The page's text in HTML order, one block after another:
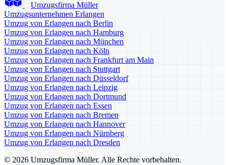
Umzugsfirma Müller
Umzugsunternehmen Erlangen
Umzug von Erlangen nach Berlin
Umzug von Erlangen nach Hamburg
Umzug von Erlangen nach München
Umzug von Erlangen nach Köln
Umzug von Erlangen nach Frankfurt am Main
Umzug von Erlangen nach Stuttgart
Umzug von Erlangen nach Düsseldorf
Umzug von Erlangen nach Leipzig
Umzug von Erlangen nach Dortmund
Umzug von Erlangen nach Essen
Umzug von Erlangen nach Bremen
Umzug von Erlangen nach Hannover
Umzug von Erlangen nach Nürnberg
Umzug von Erlangen nach Dresden
© 2026 Umzugsfirma Müller. Alle Rechte vorbehalten.